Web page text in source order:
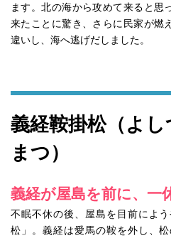
ます。北の海から攻めて来ると思
来たことに驚き、さらに民家が燃
違いし、海へ逃げだしました。
義経鞍掛松（よ
まつ）
義経が屋島を前に、一
不眠不休の後、屋島を目前によ
松」。義経は愛馬の鞍を外し、